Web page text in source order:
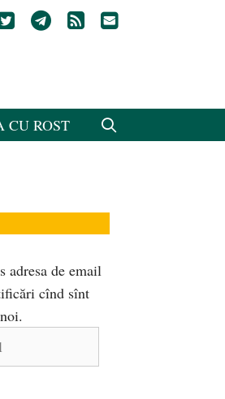
CU ROST
adresa de email
cînd sînt